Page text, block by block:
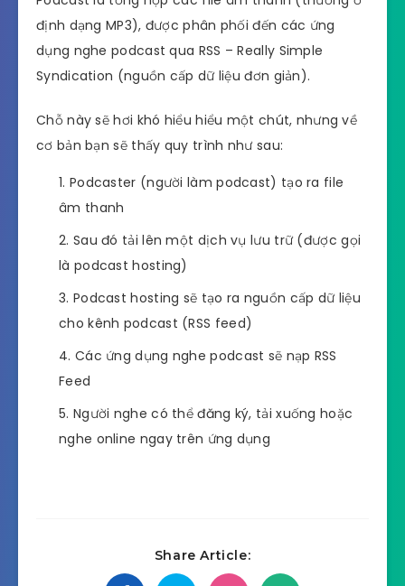
định dạng MP3), được phân phối đến các ứng
dụng nghe podcast qua RSS – Really Simple
Syndication (nguồn cấp dữ liệu đơn giản).
Chỗ này sẽ hơi khó hiểu hiểu một chút, nhưng về
cơ bản bạn sẽ thấy quy trình như sau:
Podcaster (người làm podcast) tạo ra file
âm thanh
Sau đó tải lên một dịch vụ lưu trữ (được gọi
là podcast hosting)
Podcast hosting sẽ tạo ra nguồn cấp dữ liệu
cho kênh podcast (RSS feed)
Các ứng dụng nghe podcast sẽ nạp RSS
Feed
Người nghe có thể đăng ký, tải xuống hoặc
nghe online ngay trên ứng dụng
Share Article: